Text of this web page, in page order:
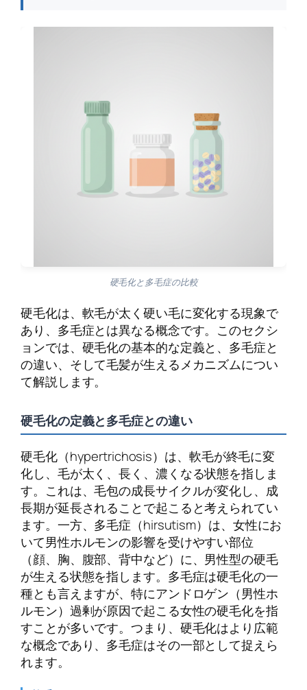
硬毛化と多毛症の比較
硬毛化は、軟毛が太く硬い毛に変化する現象で
あり、多毛症とは異なる概念です。このセクシ
ョンでは、硬毛化の基本的な定義と、多毛症と
の違い、そして毛髪が生えるメカニズムについ
て解説します。
硬毛化の定義と多毛症との違い
硬毛化（hypertrichosis）は、軟毛が終毛に変
化し、毛が太く、長く、濃くなる状態を指しま
す。これは、毛包の成長サイクルが変化し、成
長期が延長されることで起こると考えられてい
ます。一方、多毛症（hirsutism）は、女性にお
いて男性ホルモンの影響を受けやすい部位
（顔、胸、腹部、背中など）に、男性型の硬毛
が生える状態を指します。多毛症は硬毛化の一
種とも言えますが、特にアンドロゲン（男性ホ
ルモン）過剰が原因で起こる女性の硬毛化を指
すことが多いです。つまり、硬毛化はより広範
な概念であり、多毛症はその一部として捉えら
れます。